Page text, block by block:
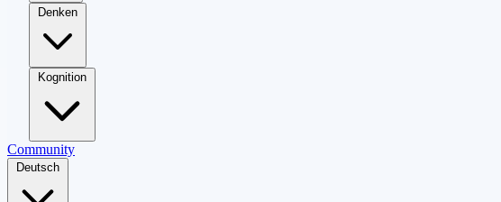
Denken
Kognition
Community
Deutsch